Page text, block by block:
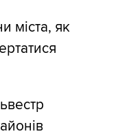
міста, як